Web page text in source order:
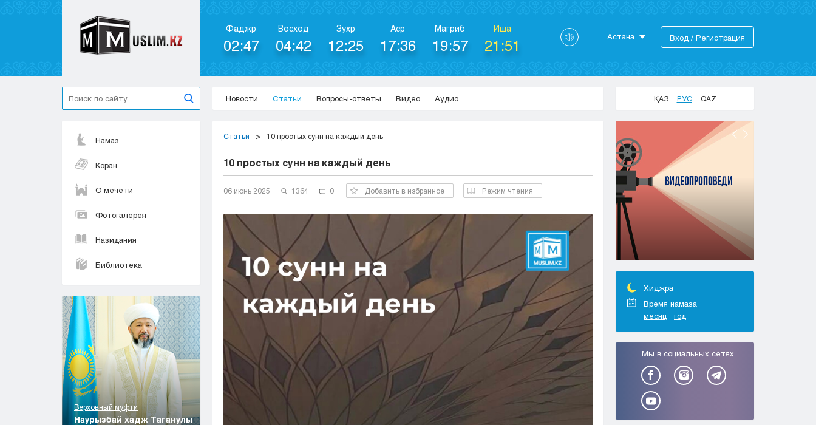
Фаджр
02:47
Восход
04:42
Зухр
12:25
Аср
17:36
Магриб
19:57
Иша
21:51 Астана
Актобе
Жезказган
Караганда
Кокшетау
Костанай
Кызылорда
Павлодар
Петропавловск
Талдыкорган
Тараз
Туркестан
Усть-Каменогорск
Шымкент
Вход / Регистрация
Новости Статьи Вопросы-ответы Видео Аудио ҚАЗ РУС QAZ
Намаз
Коран
О мечети
Фотогалерея
Назидания
Библиотека
Верховный муфти
Наурызбай хадж Таганулы
Статьи 10 простых сунн на каждый день
10 простых сунн на каждый день
06 июнь 2025 1364 0 Добавить в избранное Режим чтения
Хиджра
Время намаза
месяц
год
Мы в социальных сетях